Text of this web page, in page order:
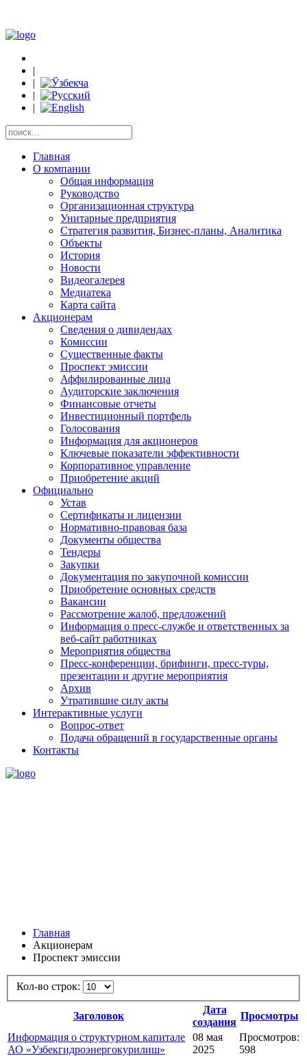
|
|
|
|
Главная
О компании
Общая информация
Руководство
Организационная структура
Унитарные предприятия
Стратегия развития, Бизнес-планы, Аналитика
Объекты
История
Новости
Видеогалерея
Медиатека
Карта сайта
Акционерам
Сведения о дивидендах
Комиссии
Существенные факты
Проспект эмиссии
Аффилированные лица
Аудиторские заключения
Финансовые отчеты
Инвестиционный портфель
Голосования
Информация для акционеров
Ключевые показатели эффективности
Корпоративное управление
Приобретение акций
Официально
Устав
Сертификаты и лицензии
Нормативно-правовая база
Документы общества
Тендеры
Закупки
Документация по закупочной комиссии
Приобретение основных средств
Вакансии
Рассмотрение жалоб, предложений
Информация о пресс-службе и ответственных за
веб-сайт работниках
Мероприятия общества
Пресс-конференции, брифинги, пресс-туры,
презентации и другие мероприятия
Архив
Утратившие силу акты
Интерактивные услуги
Вопрос-ответ
Подача обращений в государственные органы
Контакты
Главная
Акционерам
Проспект эмиссии
Кол-во строк:
Заголовок
Дата
создания
Просмотры
Информация о структурном капитале
АО «Узбекгидроэнергокурилиш»
08 мая
2025
Просмотров:
598